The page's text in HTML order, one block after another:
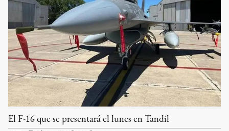
El F-16 que se presentará el lunes en Tandil